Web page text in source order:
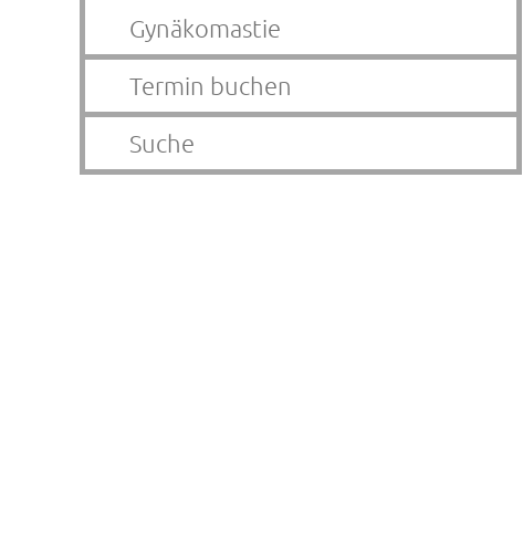
Gynäkomastie
Termin buchen
Suche